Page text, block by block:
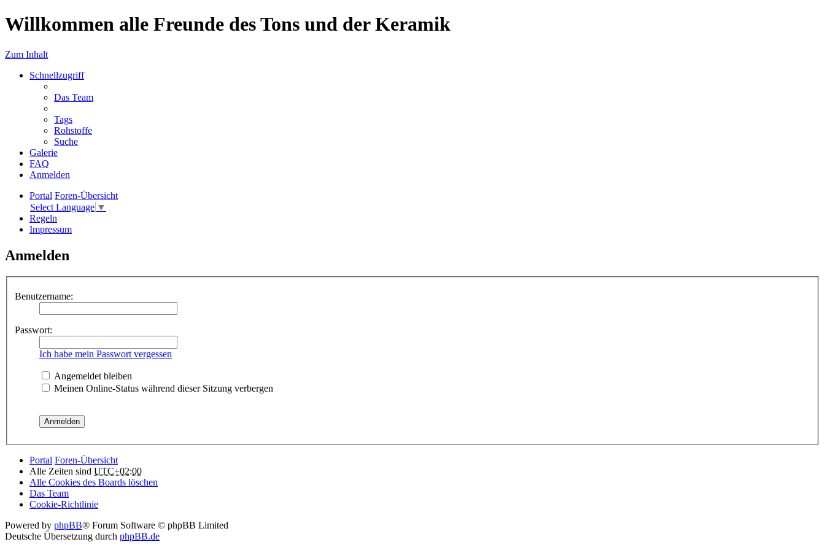
Willkommen alle Freunde des Tons und der Keramik
Zum Inhalt
Schnellzugriff
Das Team
Tags
Rohstoffe
Suche
Galerie
FAQ
Anmelden
Portal Foren-Übersicht
Select Language ▼
Regeln
Impressum
Anmelden
Benutzername:
Passwort:
Ich habe mein Passwort vergessen
Angemeldet bleiben
Meinen Online-Status während dieser Sitzung verbergen
Portal Foren-Übersicht
Alle Zeiten sind UTC+02:00
Alle Cookies des Boards löschen
Das Team
Cookie-Richtlinie
Powered by phpBB® Forum Software © phpBB Limited
Deutsche Übersetzung durch phpBB.de